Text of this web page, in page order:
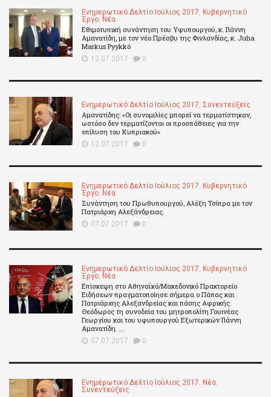
Ενημερωτικό Δελτίο Ιούλιος 2017 Κυβερνητικό
Έργο Νέα
Εθιμοτυπική συνάντηση του Υφυπουργού, κ. Γιάννη
Αμανατίδη, με τον νέο Πρέσβυ της Φινλανδίας, κ. Juha
Markus Pyykkö
12.07.2017 0
Ενημερωτικό Δελτίο Ιούλιος 2017 Συνεντεύξεις
Αμανατίδης: «Οι συνομιλίες μπορεί να τερματίστηκαν,
ωστόσο δεν τερματίζονται οι προσπάθειες για την
επίλυση του Κυπριακού»
12.07.2017 0
Ενημερωτικό Δελτίο Ιούλιος 2017 Κυβερνητικό
Έργο Νέα
Συνάντηση του Πρωθυπουργού, Αλέξη Τσίπρα με τον
Πατριάρχη Αλεξάνδρειας.
07.07.2017 0
Ενημερωτικό Δελτίο Ιούλιος 2017 Κυβερνητικό
Έργο Νέα
Επίσκεψη στο Αθηναϊκό/Μακεδονικό Πρακτορείο
Ειδήσεων πραγματοποίησε σήμερα ο Πάπας και
Πατριάρχης Αλεξανδρείας και πάσης Αφρικής
Θεόδωρος τη συνοδεία του μητροπολίτη Γουινέας
Γεωργίου και του υφυπουργού Εξωτερικών Γιάννη
Αμανατίδη. ...
07.07.2017 0
Ενημερωτικό Δελτίο Ιούλιος 2017 Νέα
Συνεντεύξεις